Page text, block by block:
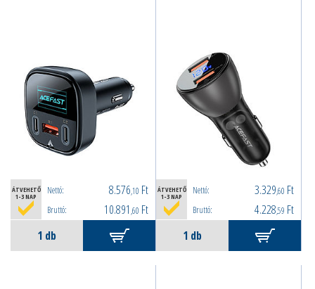
ÁTVEHETŐ
1-3 NAP
Nettó: 8.576,10 Ft
Bruttó: 10.891 ,60 Ft
ÁTVEHETŐ
1-3 NAP
Nettó: 3.329,60 Ft
Bruttó: 4.228,59 Ft